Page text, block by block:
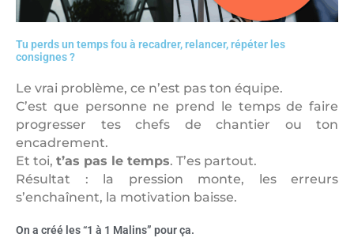
Tu perds un temps fou à recadrer, relancer, répéter les
consignes ?
Le vrai problème, ce n’est pas ton équipe.
C’est que personne ne prend le temps de faire
progresser tes chefs de chantier ou ton
encadrement.
Et toi, t’as pas le temps. T’es partout.
Résultat : la pression monte, les erreurs
s’enchaînent, la motivation baisse.
On a créé les “1 à 1 Malins” pour ça.